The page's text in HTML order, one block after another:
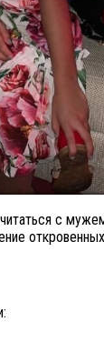
с